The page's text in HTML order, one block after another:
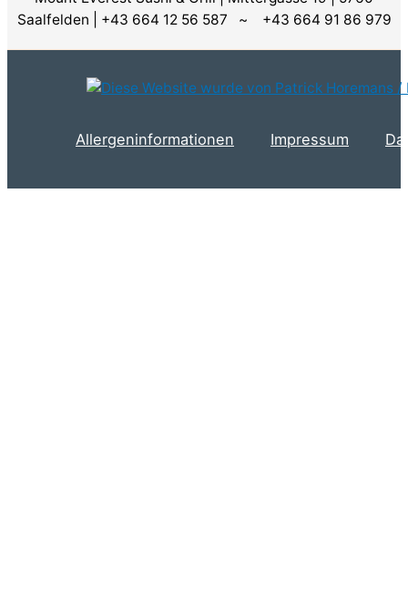
Saalfelden | +43 664 12 56 587 ~ +43 664 91 86 979
Allergeninformationen Impressum